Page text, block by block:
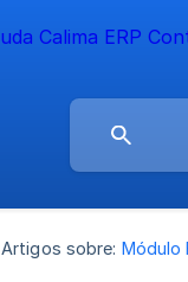
Artigos sobre: Módulo